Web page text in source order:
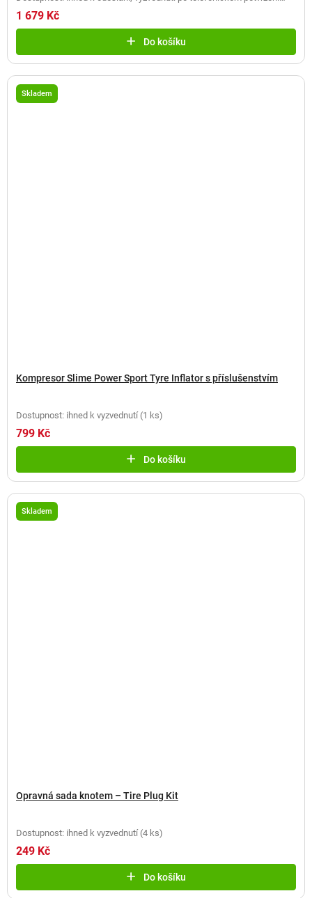
(2 ks)
1 679 Kč
Do košíku
Skladem
Kompresor Slime Power Sport Tyre Inflator s příslušenstvím
Dostupnost: ihned k vyzvednutí (1 ks)
799 Kč
Do košíku
Skladem
Opravná sada knotem – Tire Plug Kit
Dostupnost: ihned k vyzvednutí (4 ks)
249 Kč
Do košíku